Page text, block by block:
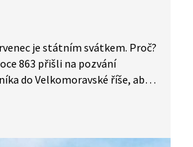
je státním svátkem. Proč?
863 přišli na pozvání
do Velkomoravské říše, aby
spisy